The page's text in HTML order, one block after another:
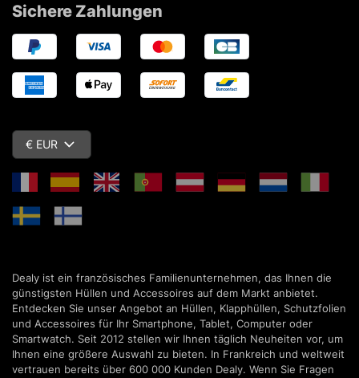
Sichere Zahlungen
€ EUR
Dealy ist ein französisches Familienunternehmen, das Ihnen die
günstigsten Hüllen und Accessoires auf dem Markt anbietet.
Entdecken Sie unser Angebot an Hüllen, Klapphüllen, Schutzfolien
und Accessoires für Ihr Smartphone, Tablet, Computer oder
Smartwatch. Seit 2012 stellen wir Ihnen täglich Neuheiten vor, um
Ihnen eine größere Auswahl zu bieten. In Frankreich und weltweit
vertrauen bereits über 600 000 Kunden Dealy. Wenn Sie Fragen